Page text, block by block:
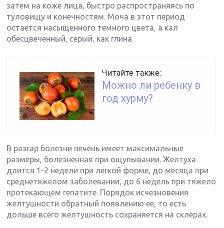
затем на коже лица, быстро распространяясь по
туловищу и конечностям. Моча в этот период
остается насыщенного темного цвета, а кал
обесцвеченный, серый, как глина.
Читайте также:
Можно ли ребенку в
год хурму?
В разгар болезни печень имеет максимальные
размеры, болезненная при ощупывании. Желтуха
длится 1-2 недели при легкой форме, до месяца при
среднетяжелом заболевании, до 6 недель при тяжело
протекающем гепатите. Порядок исчезновения
желтушности обратный появлению ее, то есть
дольше всего желтушность сохраняется на склерах.